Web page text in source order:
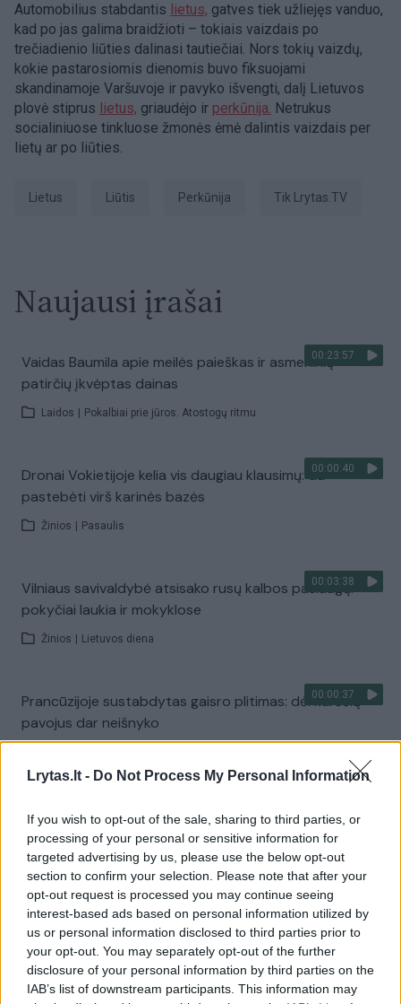
Lrytas.lt - Do Not Process My Personal Information
If you wish to opt-out of the sale, sharing to third parties, or
processing of your personal or sensitive information for
targeted advertising by us, please use the below opt-out
section to confirm your selection. Please note that after your
opt-out request is processed you may continue seeing
interest-based ads based on personal information utilized by
us or personal information disclosed to third parties prior to
your opt-out. You may separately opt-out of the further
disclosure of your personal information by third parties on the
IAB’s list of downstream participants. This information may
Automobilius stabdantis lietus, gatves tiek užliejęs vanduo,
kad po jas galima braidžioti – tokiais vaizdais po
trečiadienio liūties dalinasi tautiečiai. Nors tokių vaizdų,
kokie pastarosiomis dienomis buvo fiksuojami
skandinamoje Varšuvoje ir pavyko išvengti, dalį Lietuvos
plovė stiprus lietus, griaudėjo ir perkūnija. Netrukus
socialiniuose tinkluose žmonės ėmė dalintis vaizdais per
lietų ar po liūties.
Lietus liūtis perkūnija tik Lrytas.TV
Naujausi įrašai
00:23:57
Vaidas Baumila apie meilės paieškas ir asmeninių
patirčių įkvėptas dainas
Laidos Pokalbiai prie jūros. Atostogų ritmu
00:00:40
Dronai Vokietijoje kelia vis daugiau klausimų: du
pastebėti virš karinės bazės
Žinios Pasaulis
00:03:38
Vilniaus savivaldybė atsisako rusų kalbos paslaugų:
pokyčiai laukia ir mokyklose
Žinios Lietuvos diena
00:00:37
Prancūzijoje sustabdytas gaisro plitimas: dėl karščių
pavojus dar neišnyko
Visi įrašai
Žiūrimiausi įrašai
00:00:30
Vaizdai iš tragiškos avarijos Vilniaus r.: dviejų moterų ir
vaiko gyvybių išgelbėti nepavyko